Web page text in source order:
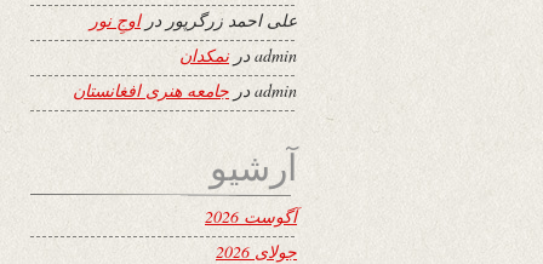
علی احمد زرگرپور دراوجِ نور
adminدرنمکدان
admin در جامعه هنری افغانستان
آرشیو
آگوست 2026
جولای 2026